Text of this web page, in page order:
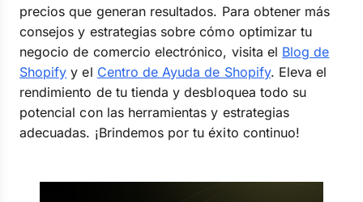
precios que generan resultados. Para obtener más
consejos y estrategias sobre cómo optimizar tu
negocio de comercio electrónico, visita el Blog de
Shopify y el Centro de Ayuda de Shopify. Eleva el
rendimiento de tu tienda y desbloquea todo su
potencial con las herramientas y estrategias
adecuadas. ¡Brindemos por tu éxito continuo!